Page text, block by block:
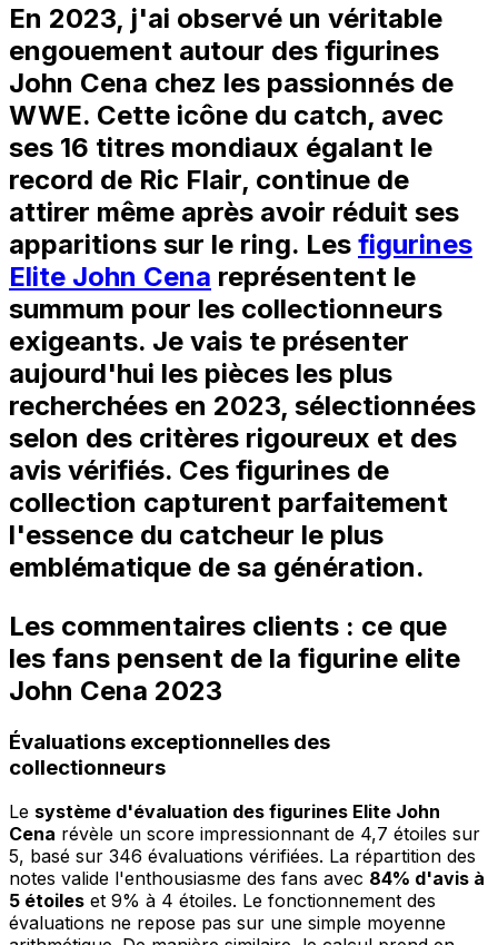
En 2023, j'ai observé un véritable
engouement autour des figurines
John Cena chez les passionnés de
WWE. Cette icône du catch, avec
ses 16 titres mondiaux égalant le
record de Ric Flair, continue de
attirer même après avoir réduit ses
apparitions sur le ring. Les figurines
Elite John Cena représentent le
summum pour les collectionneurs
exigeants. Je vais te présenter
aujourd'hui les pièces les plus
recherchées en 2023, sélectionnées
selon des critères rigoureux et des
avis vérifiés. Ces figurines de
collection capturent parfaitement
l'essence du catcheur le plus
emblématique de sa génération.
Les commentaires clients : ce que
les fans pensent de la figurine elite
John Cena 2023
Évaluations exceptionnelles des
collectionneurs
Le système d'évaluation des figurines Elite John
Cena révèle un score impressionnant de 4,7 étoiles sur
5, basé sur 346 évaluations vérifiées. La répartition des
notes valide l'enthousiasme des fans avec 84% d'avis à
5 étoiles et 9% à 4 étoiles. Le fonctionnement des
évaluations ne repose pas sur une simple moyenne